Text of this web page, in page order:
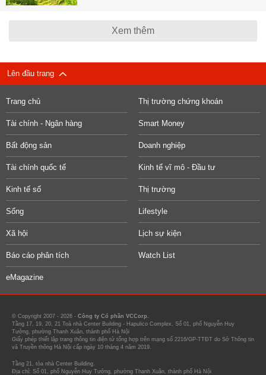
Xem thêm
Lên đầu trang
Trang chủ Thị trường chứng khoán
Tài chính - Ngân hàng Smart Money
Bất động sản Doanh nghiệp
Tài chính quốc tế Kinh tế vĩ mô - Đầu tư
Kinh tế số Thị trường
Sống Lifestyle
Xã hội Lịch sự kiện
Báo cáo phân tích Watch List
eMagazine
© Copyright 2007 - 2026 - Công ty Cổ phần VCCorp.
Tầng 17, 19, 20, 21 Toà nhà Center Building - Hapulico Complex, Số 01, phố Nguyễn Huy
Tưởng, phường Thanh Xuân, thành phố Hà Nội
Giấy phép thiết lập trang thông tin điện tử tổng hợp trên mạng số 2216/GP-TTĐT do Sở Thông tin
và Truyền thông Hà Nội cấp ngày 10 tháng 4 năm 2019.
Tầng 21, tòa nhà Center Building.
Địa chỉ: Số 01, phố Nguyễn Huy Tưởng, phường Thanh Xuân, thành phố Hà Nội